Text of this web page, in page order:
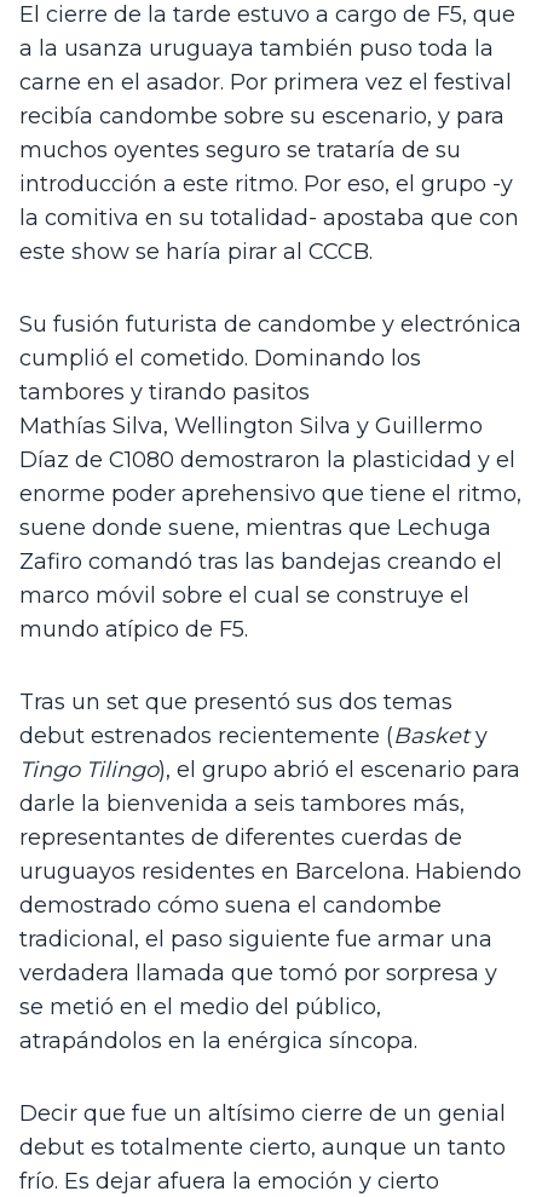
El cierre de la tarde estuvo a cargo de F5, que
a la usanza uruguaya también puso toda la
carne en el asador. Por primera vez el festival
recibía candombe sobre su escenario, y para
muchos oyentes seguro se trataría de su
introducción a este ritmo. Por eso, el grupo -y
la comitiva en su totalidad- apostaba que con
este show se haría pirar al CCCB.
Su fusión futurista de candombe y electrónica
cumplió el cometido. Dominando los
tambores y tirando pasitos
Mathías Silva, Wellington Silva y Guillermo
Díaz de C1080 demostraron la plasticidad y el
enorme poder aprehensivo que tiene el ritmo,
suene donde suene, mientras que Lechuga
Zafiro comandó tras las bandejas creando el
marco móvil sobre el cual se construye el
mundo atípico de F5.
Tras un set que presentó sus dos temas
debut estrenados recientemente (Basket
Tingo Tilingo), el grupo abrió el escenario para
darle la bienvenida a seis tambores más,
representantes de diferentes cuerdas de
uruguayos residentes en Barcelona. Habiendo
demostrado cómo suena el candombe
tradicional, el paso siguiente fue armar una
verdadera llamada que tomó por sorpresa y
se metió en el medio del público,
atrapándolos en la enérgica síncopa.
Decir que fue un altísimo cierre de un genial
debut es totalmente cierto, aunque un tanto
frío. Es dejar afuera la emoción y cierto